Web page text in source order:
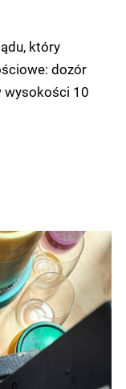
który
dozór
wysokości 10